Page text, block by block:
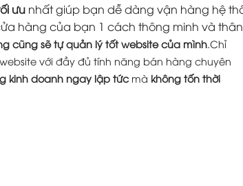
ưu nhất giúp bạn dễ dàng vận hàng hệ
hàng của bạn 1 cách thông minh và
cũng sẽ tự quản lý tốt website của mình .Chỉ
với đầy đủ tính năng bán hàng chuyên
kinh doanh ngay lập tứcmà không tốn thời